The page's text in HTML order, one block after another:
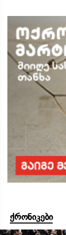
ქრონიკები